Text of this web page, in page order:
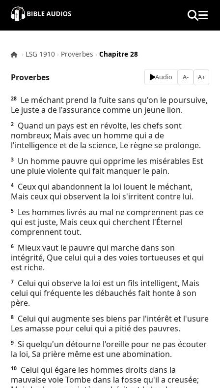
×
Contacts
About
Copyright
Download
L.O.A
Ebook
› LSG 1910 › Proverbes › Chapitre 28
Proverbes Audio A- A+
28
Le méchant prend la fuite sans qu'on le poursuive,
Le juste a de l'assurance comme un jeune lion.
2
Quand un pays est en révolte, les chefs sont
nombreux; Mais avec un homme qui a de
l'intelligence et de la science, Le règne se prolonge.
3
Un homme pauvre qui opprime les misérables Est
une pluie violente qui fait manquer le pain.
4
Ceux qui abandonnent la loi louent le méchant,
Mais ceux qui observent la loi s'irritent contre lui.
5
Les hommes livrés au mal ne comprennent pas ce
qui est juste, Mais ceux qui cherchent l'Éternel
comprennent tout.
6
Mieux vaut le pauvre qui marche dans son
intégrité, Que celui qui a des voies tortueuses et qui
est riche.
7
Celui qui observe la loi est un fils intelligent, Mais
celui qui fréquente les débauchés fait honte à son
père.
8
Celui qui augmente ses biens par l'intérêt et l'usure
Les amasse pour celui qui a pitié des pauvres.
9 Si quelqu'un détourne l'oreille pour ne pas écouter
la loi, Sa prière même est une abomination.
10
Celui qui égare les hommes droits dans la
mauvaise voie Tombe dans la fosse qu'il a creusée;